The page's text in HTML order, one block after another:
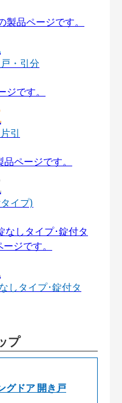
・引分
引
イプ)
しタイプ･錠付タ
プ
グドア 開き戸